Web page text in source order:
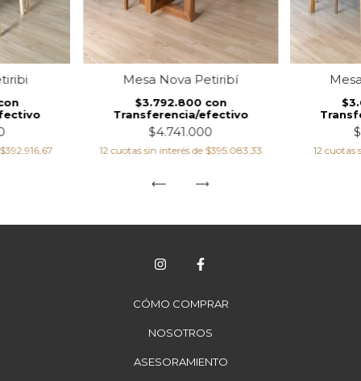
$392.916,67
Mesa Nova Petiribí
$4.741.000
$3.792.800 con
Transferencia/efectivo
12 cuotas sin interés de $395.083,33 12 cuotas
CÓMO COMPRAR
NOSOTROS
ASESORAMIENTO